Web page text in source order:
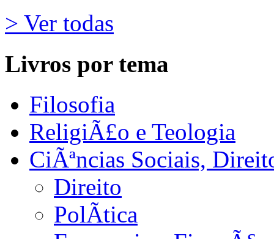
> Ver todas
Livros por tema
Filosofia
ReligiÃ£o e Teologia
CiÃªncias Sociais,
Direito
PolÃ­tica